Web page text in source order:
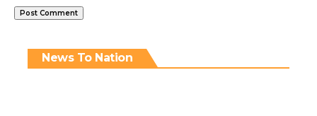
News To Nation